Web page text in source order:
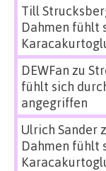
Till
Dahmen fühlt
DEWFan zu
fühlt sich
angegriffen
Ulrich Sander
Dahmen fühlt